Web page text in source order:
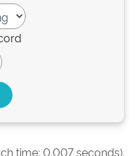
time: 0.007 seconds).